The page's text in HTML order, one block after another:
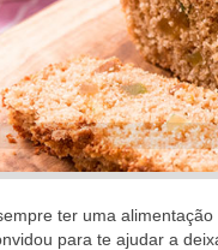
ter uma
para te ajudar a